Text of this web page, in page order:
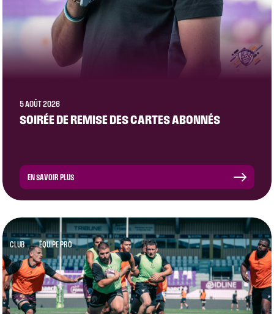
5 AOÛT 2026
SOIRÉE DE REMISE DES CARTES ABONNÉS
EN SAVOIR PLUS
CLUB ÉQUIPE PRO